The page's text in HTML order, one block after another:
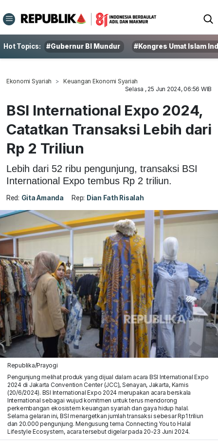
Hot Topics: #Gubernur BI Mundur #Kongres Umat Islam
Ekonomi Syariah
Keuangan Ekonomi Syariah
Selasa , 25 Jun 2024, 06:56 WIB
BSI International Expo 2024,
Catatkan Transaksi Lebih dari
Rp 2 Triliun
Lebih dari 52 ribu pengunjung, transaksi BSI
International Expo tembus Rp 2 triliun.
Red: Gita Amanda Rep: Dian Fath Risalah
Republika/Prayogi
Pengunjung melihat produk yang dijual dalam acara BSI International Expo
2024 di Jakarta Convention Center (JCC), Senayan, Jakarta, Kamis
(20/6/2024). BSI International Expo 2024 merupakan acara berskala
International sebagai wujud komitmen untuk terus mendorong
perkembangan ekosistem keuangan syariah dan gaya hidup halal.
Selama gelaran ini, BSI menargetkan jumlah transaksi sebesar Rp1 triliun
dan 20.000 pengunjung. Mengusung tema Connecting You to Halal
Lifestyle Ecosystem, acara tersebut digelar pada 20-23 Juni 2024.